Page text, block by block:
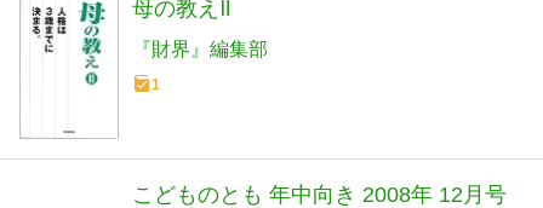
母の教えⅡ
『財界』編集部
1
こどものとも 年中向き 2008年 12月号